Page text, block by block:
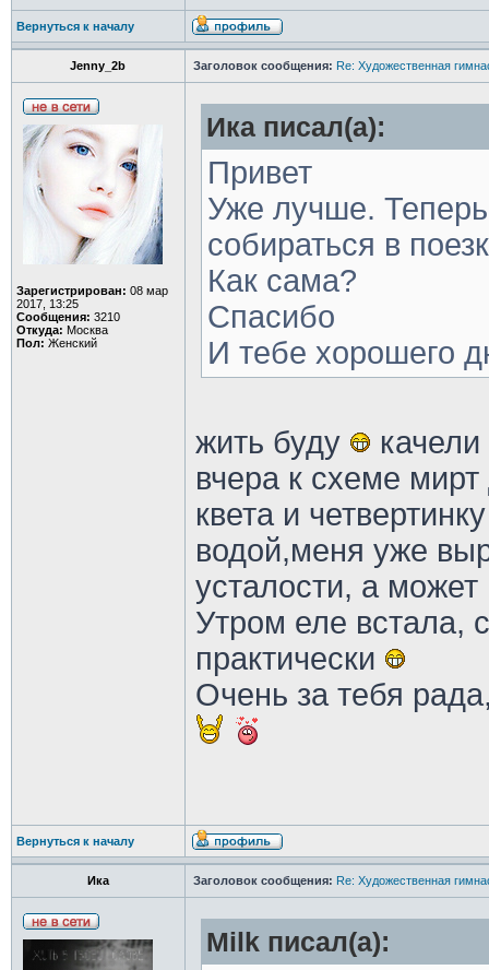
Вернуться к началу
Jenny_2b Заголовок сообщения: Re: Художественная
Зарегистрирован: 08 мар
2017, 13:25
Сообщения: 3210
Откуда: Москва
Пол: Женский
Ика писал(а):
Привет
Уже лучше.
собираться в
Как сама?
Спасибо
И тебе хорошего
жить буду
вчера к схеме
квета и
водой,меня уже
усталости, а
Утром еле встала,
практически
Очень за тебя
Вернуться к началу
Ика Заголовок сообщения: Re: Художественная
Milk писал(а):